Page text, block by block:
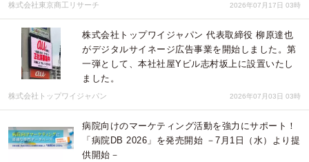
株式会社東京商工リサーチ 2026年07月17日 03時
株式会社トップワイジャパン 代表取締役 柳原達也
がデジタルサイネージ広告事業を開始しました。第
一弾として、本社社屋Yビル志村坂上に設置いたし
ました。
株式会社トップワイジャパン 2026年07月03日 03時
病院向けのマーケティング活動を強力にサポート！
「病院DB 2026」を発売開始 －7月1日（水）より提
供開始－